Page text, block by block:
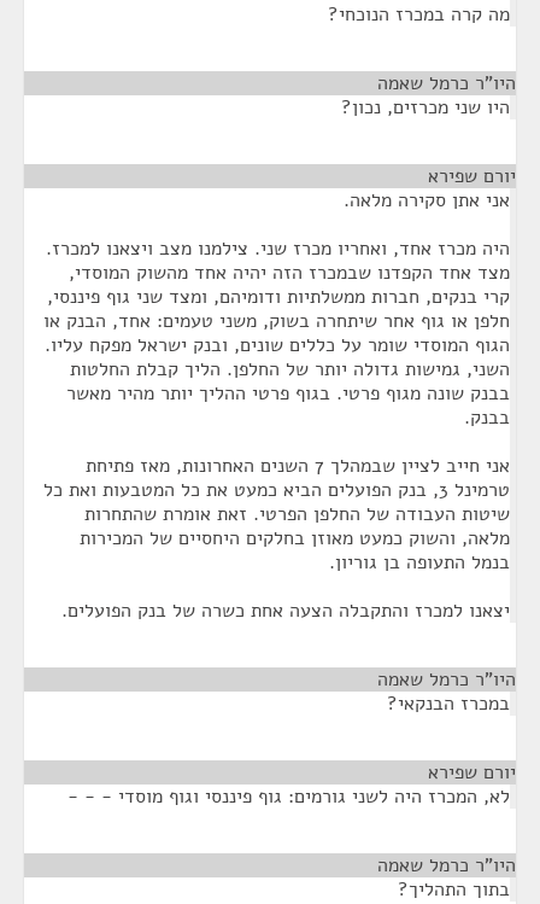
מה קרה במכרז הנוכחי?
היו"ר כרמל שאמה
היו שני מכרזים, נכון?
יורם שפירא
אני אתן סקירה מלאה.
היה מכרז אחד, ואחריו מכרז שני. צילמנו מצב ויצאנו למכרז.
מצד אחד הקפדנו שבמכרז הזה יהיה אחד מהשוק המוסדי,
קרי בנקים, חברות ממשלתיות ודומיהם, ומצד שני גוף פיננסי,
חלפן או גוף אחר שיתחרה בשוק, משני טעמים: אחד, הבנק או
הגוף המוסדי שומר על כללים שונים, ובנק ישראל מפקח עליו.
השני, גמישות גדולה יותר של החלפן. הליך קבלת החלטות
בבנק שונה מגוף פרטי. בגוף פרטי ההליך יותר מהיר מאשר
בבנק.
אני חייב לציין שבמהלך 7 השנים האחרונות, מאז פתיחת
טרמינל 3, בנק הפועלים הביא כמעט את כל המטבעות ואת כל
שיטות העבודה של החלפן הפרטי. זאת אומרת שהתחרות
מלאה, והשוק כמעט מאוזן בחלקים היחסיים של המכירות
בנמל התעופה בן גוריון.
יצאנו למכרז והתקבלה הצעה אחת כשרה של בנק הפועלים.
היו"ר כרמל שאמה
במכרז הבנקאי?
יורם שפירא
לא, המכרז היה לשני גורמים: גוף פיננסי וגוף מוסדי - - -
היו"ר כרמל שאמה
בתוך התהליך?